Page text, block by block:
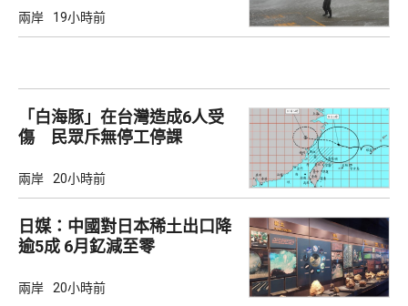
兩岸 19小時前
「白海豚」在台灣造成6人受
傷 民眾斥無停工停課
兩岸 20小時前
日媒：中國對日本稀土出口降
逾5成 6月釔減至零
兩岸 20小時前